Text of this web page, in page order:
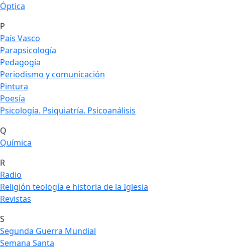
Óptica
P
País Vasco
Parapsicología
Pedagogía
Periodismo y comunicación
Pintura
Poesía
Psicología. Psiquiatría. Psicoanálisis
Q
Química
R
Radio
Religión teología e historia de la Iglesia
Revistas
S
Segunda Guerra Mundial
Semana Santa